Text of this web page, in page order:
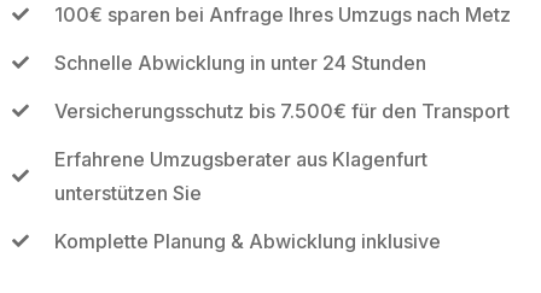
100€ sparen bei Anfrage Ihres Umzugs nach Metz
Schnelle Abwicklung in unter 24 Stunden
Versicherungsschutz bis 7.500€ für den Transport
Erfahrene Umzugsberater aus Klagenfurt
unterstützen Sie
Komplette Planung & Abwicklung inklusive